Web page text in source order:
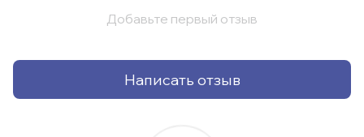
Добавьте первый отзыв
Написать отзыв